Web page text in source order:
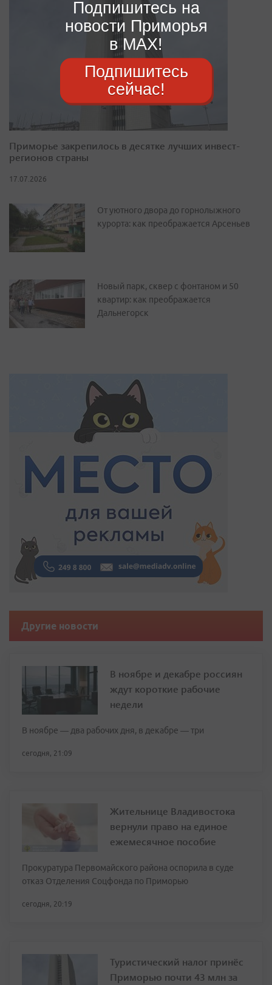
Приморье закрепилось в десятке лучших инвест-
регионов страны
17.07.2026
От уютного двора до горнолыжного
курорта: как преображается Арсеньев
Новый парк, сквер с фонтаном и 50
квартир: как преображается
Дальнегорск
Другие новости
В ноябре и декабре россиян
ждут короткие рабочие
недели
В ноябре — два рабочих дня, в декабре — три
сегодня, 21:09
Жительнице Владивостока
вернули право на единое
ежемесячное пособие
Прокуратура Первомайского района оспорила в суде
отказ Отделения Соцфонда по Приморью
сегодня, 20:19
Туристический налог принёс
Приморью почти 43 млн за
Подпишитесь на
новости Приморья
в MAX!
Подпишитесь
сейчас!